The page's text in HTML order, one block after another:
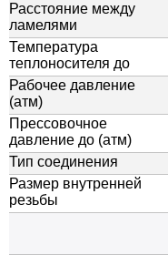
Расстояние между
ламелями
Температура
теплоносителя до
Рабочее давление
(атм)
Прессовочное
давление до (атм)
Тип соединения
Размер внутренней
резьбы